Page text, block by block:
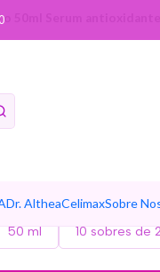
Dr. AltheaCelimaxSobre
50ml Serum antioxidante
100
TAMAÑO
50 ml 10 sobres de